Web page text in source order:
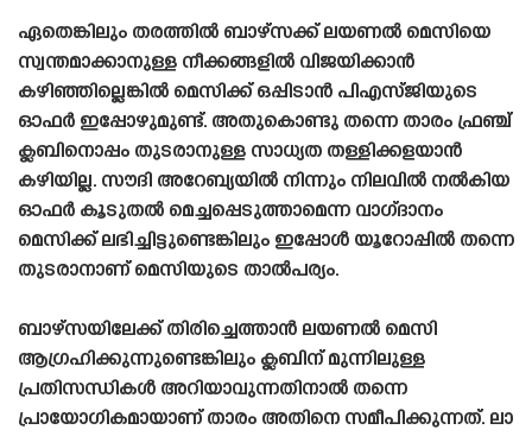
ഏതെങ്കിലും തരത്തിൽ ബാഴ്‌സക്ക് ലയണൽ മെസിയെ
സ്വന്തമാക്കാനുള്ള നീക്കങ്ങളിൽ വിജയിക്കാൻ
കഴിഞ്ഞില്ലെങ്കിൽ മെസിക്ക് ഒപ്പിടാൻ പിഎസ്‌ജിയുടെ
ഓഫർ ഇപ്പോഴുമുണ്ട്. അതുകൊണ്ടു തന്നെ താരം ഫ്രഞ്ച്
ക്ലബിനൊപ്പം തുടരാനുള്ള സാധ്യത തള്ളിക്കളയാൻ
കഴിയില്ല. സൗദി അറേബ്യയിൽ നിന്നും നിലവിൽ നൽകിയ
ഓഫർ കൂടുതൽ മെച്ചപ്പെടുത്താമെന്ന വാഗ്‌ദാനം
മെസിക്ക് ലഭിച്ചിട്ടുണ്ടെങ്കിലും ഇപ്പോൾ യൂറോപ്പിൽ തന്നെ
തുടരാനാണ് മെസിയുടെ താൽപര്യം.
ബാഴ്‌സയിലേക്ക് തിരിച്ചെത്താൻ ലയണൽ മെസി
ആഗ്രഹിക്കുന്നുണ്ടെങ്കിലും ക്ലബിന് മുന്നിലുള്ള
പ്രതിസന്ധികൾ അറിയാവുന്നതിനാൽ തന്നെ
പ്രായോഗികമായാണ് താരം അതിനെ സമീപിക്കുന്നത്. ലാ